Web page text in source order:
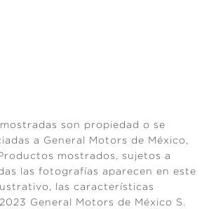
son propiedad o se
a General Motors de México,
mostrados, sujetos a
las fotografías aparecen en este
las características
General Motors de México S.